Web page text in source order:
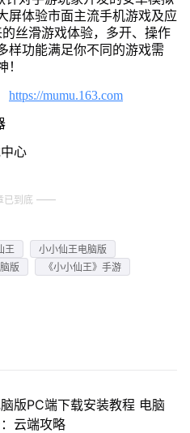
屏体验市面主流手机游戏及应
丝滑游戏体验，多开、操作
样功能满足你不同的游戏需
！
https://mumu.163.com
心
已到底
王
小小仙王电脑版
版 《小小仙王》手游
版PC端下载安装教程 电脑
云端攻略